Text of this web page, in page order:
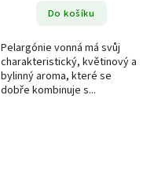
Do košíku
Pelargónie vonná má svůj
charakteristický, květinový a
bylinný aroma, které se
dobře kombinuje s...